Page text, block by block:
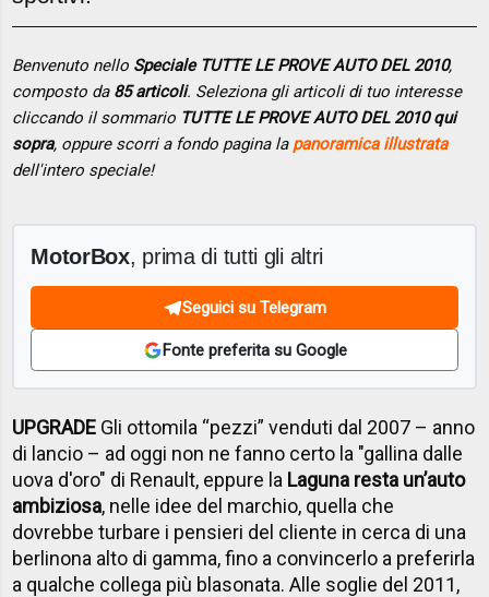
Benvenuto nello Speciale TUTTE LE PROVE AUTO DEL 2010,
composto da 85 articoli. Seleziona gli articoli di tuo interesse
cliccando il sommario TUTTE LE PROVE AUTO DEL 2010 qui
sopra, oppure scorri a fondo pagina la panoramica illustrata
dell'intero speciale!
MotorBox, prima di tutti gli altri
Seguici su Telegram
Fonte preferita su Google
UPGRADE Gli ottomila “pezzi” venduti dal 2007 – anno
di lancio – ad oggi non ne fanno certo la "gallina dalle
uova d'oro" di Renault, eppure la Laguna resta un’auto
ambiziosa, nelle idee del marchio, quella che
dovrebbe turbare i pensieri del cliente in cerca di una
berlinona alto di gamma, fino a convincerlo a preferirla
a qualche collega più blasonata. Alle soglie del 2011,